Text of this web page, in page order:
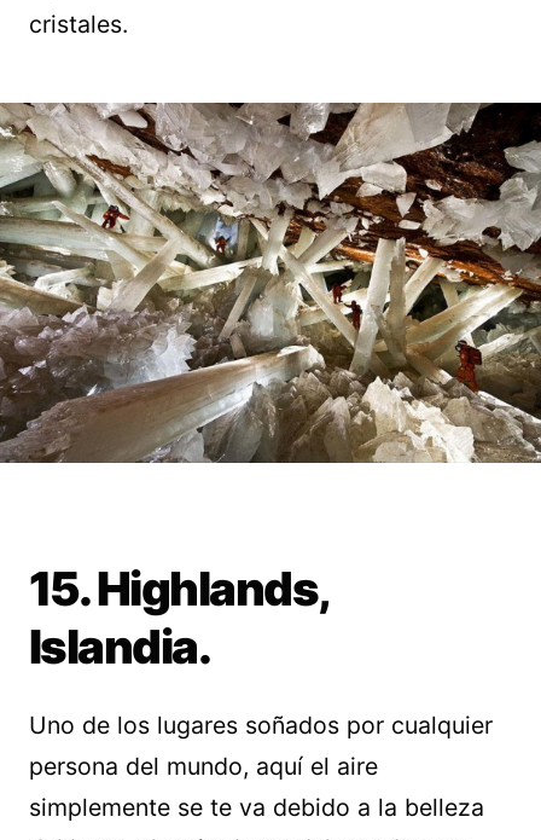
cristales.
15. Highlands,
Islandia.
Uno de los lugares soñados por cualquier
persona del mundo, aquí el aire
simplemente se te va debido a la belleza